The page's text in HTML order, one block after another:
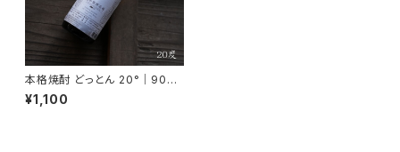
本格焼酎 どっとん 20°｜900
ml【2015年度 全国酒類コンク
ール 麦焼酎部門 第1位受賞】
¥1,100